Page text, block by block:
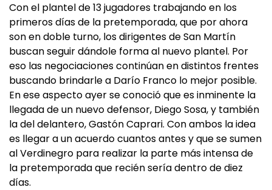
Con el plantel de 13 jugadores trabajando en los
primeros días de la pretemporada, que por ahora
son en doble turno, los dirigentes de San Martín
buscan seguir dándole forma al nuevo plantel. Por
eso las negociaciones continúan en distintos frentes
buscando brindarle a Darío Franco lo mejor posible.
En ese aspecto ayer se conoció que es inminente la
llegada de un nuevo defensor, Diego Sosa, y también
la del delantero, Gastón Caprari. Con ambos la idea
es llegar a un acuerdo cuantos antes y que se sumen
al Verdinegro para realizar la parte más intensa de
la pretemporada que recién sería dentro de diez
días.